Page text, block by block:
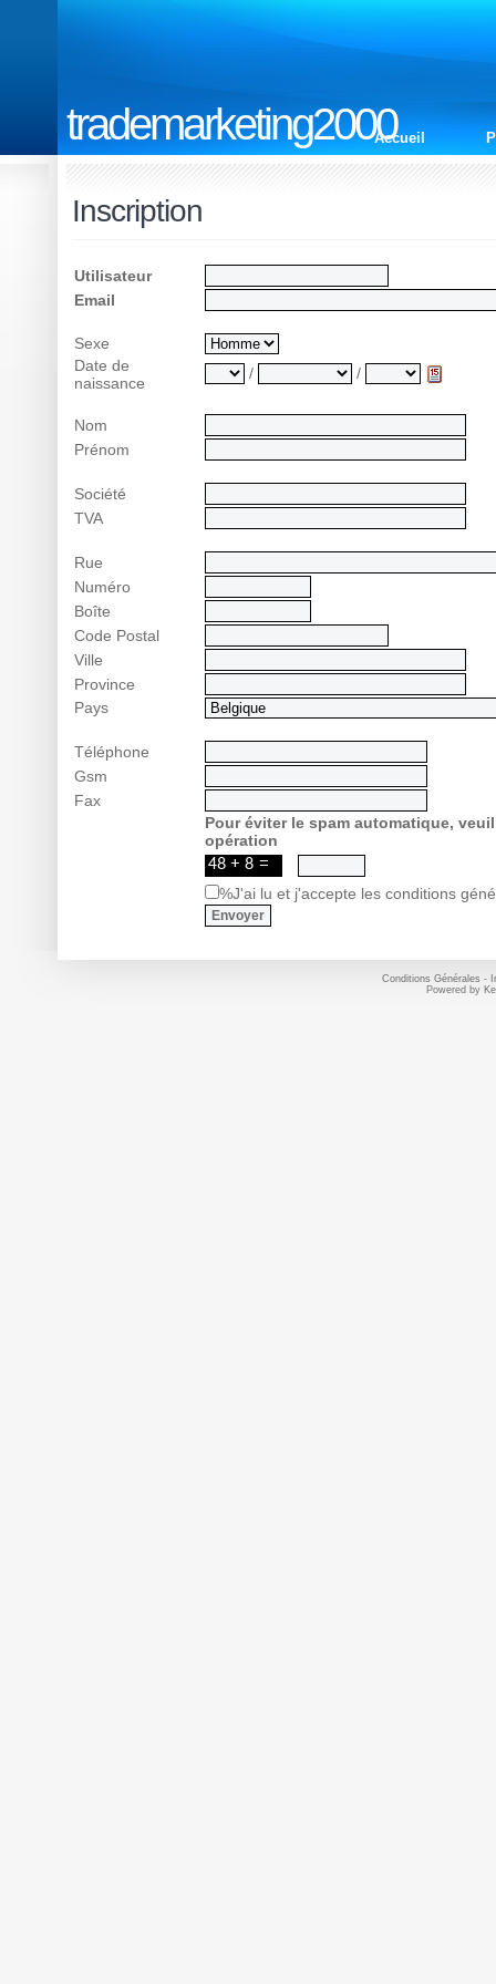
trademarketing2000Accueil
Inscription
Utilisateur
Email
Sexe
Date de
naissance
/ /
Nom
Prénom
Société
TVA
Rue
Numéro
Boîte
Code Postal
Ville
Province
Pays
Téléphone
Gsm
Fax
Pour éviter le spam automatique,
opération
%J'ai lu et j'accepte les conditions
Conditions Générales -
Powered by